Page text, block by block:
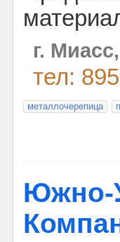
г.
тел:
металлочерепица
Южно-